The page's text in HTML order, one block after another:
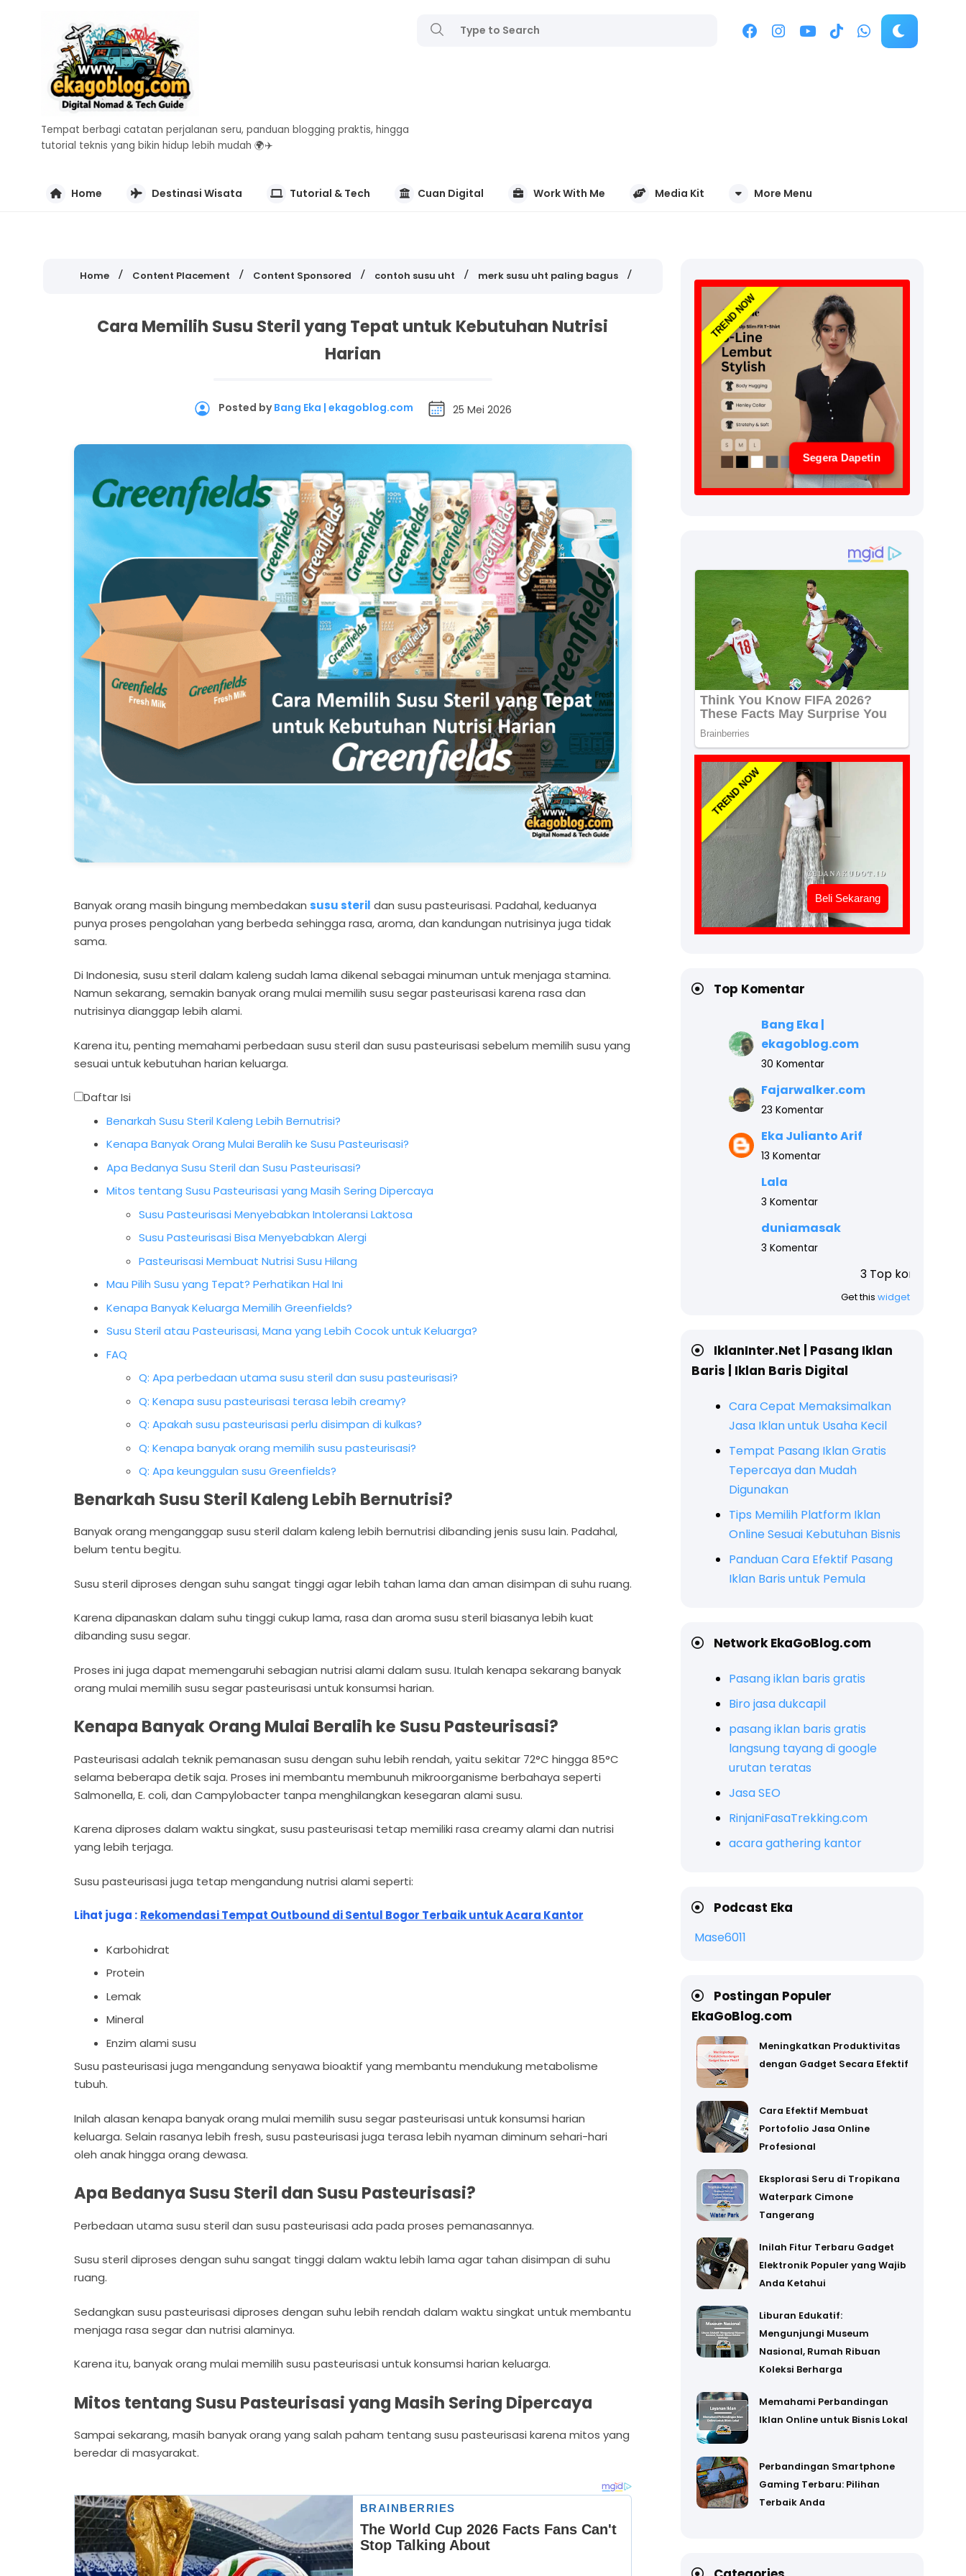
Tempat berbagi catatan perjalanan seru, panduan blogging praktis, hingga
tutorial teknis yang bikin hidup lebih mudah 🌍✈️
Home Destinasi Wisata Tutorial & Tech Cuan Digital Work With Me Media Kit More Menu
Home Content Placement Content Sponsored contoh susu uht merk susu uht paling bagus
Cara Memilih Susu Steril yang Tepat untuk Kebutuhan Nutrisi
Harian
Posted byBang Eka | ekagoblog.com 25 Mei 2026
Banyak orang masih bingung membedakan susu steril dan susu pasteurisasi. Padahal, keduanya
punya proses pengolahan yang berbeda sehingga rasa, aroma, dan kandungan nutrisinya juga tidak
sama.
Di Indonesia, susu steril dalam kaleng sudah lama dikenal sebagai minuman untuk menjaga stamina.
Namun sekarang, semakin banyak orang mulai memilih susu segar pasteurisasi karena rasa dan
nutrisinya dianggap lebih alami.
Karena itu, penting memahami perbedaan susu steril dan susu pasteurisasi sebelum memilih susu yang
sesuai untuk kebutuhan harian keluarga.
Daftar Isi
Benarkah Susu Steril Kaleng Lebih Bernutrisi?
Kenapa Banyak Orang Mulai Beralih ke Susu Pasteurisasi?
Apa Bedanya Susu Steril dan Susu Pasteurisasi?
Mitos tentang Susu Pasteurisasi yang Masih Sering Dipercaya
Susu Pasteurisasi Menyebabkan Intoleransi Laktosa
Susu Pasteurisasi Bisa Menyebabkan Alergi
Pasteurisasi Membuat Nutrisi Susu Hilang
Mau Pilih Susu yang Tepat? Perhatikan Hal Ini
Kenapa Banyak Keluarga Memilih Greenfields?
Susu Steril atau Pasteurisasi, Mana yang Lebih Cocok untuk Keluarga?
FAQ
Q: Apa perbedaan utama susu steril dan susu pasteurisasi?
Q: Kenapa susu pasteurisasi terasa lebih creamy?
Q: Apakah susu pasteurisasi perlu disimpan di kulkas?
Q: Kenapa banyak orang memilih susu pasteurisasi?
Q: Apa keunggulan susu Greenfields?
Benarkah Susu Steril Kaleng Lebih Bernutrisi?
Banyak orang menganggap susu steril dalam kaleng lebih bernutrisi dibanding jenis susu lain. Padahal,
belum tentu begitu.
Susu steril diproses dengan suhu sangat tinggi agar lebih tahan lama dan aman disimpan di suhu ruang.
Karena dipanaskan dalam suhu tinggi cukup lama, rasa dan aroma susu steril biasanya lebih kuat
dibanding susu segar.
Proses ini juga dapat memengaruhi sebagian nutrisi alami dalam susu. Itulah kenapa sekarang banyak
orang mulai memilih susu segar pasteurisasi untuk konsumsi harian.
Kenapa Banyak Orang Mulai Beralih ke Susu Pasteurisasi?
Pasteurisasi adalah teknik pemanasan susu dengan suhu lebih rendah, yaitu sekitar 72°C hingga 85°C
selama beberapa detik saja. Proses ini membantu membunuh mikroorganisme berbahaya seperti
Salmonella, E. coli, dan Campylobacter tanpa menghilangkan kesegaran alami susu.
Karena diproses dalam waktu singkat, susu pasteurisasi tetap memiliki rasa creamy alami dan nutrisi
yang lebih terjaga.
Susu pasteurisasi juga tetap mengandung nutrisi alami seperti:
Lihat juga : Rekomendasi Tempat Outbound di Sentul Bogor Terbaik untuk Acara Kantor
Karbohidrat
Protein
Lemak
Mineral
Enzim alami susu
Susu pasteurisasi juga mengandung senyawa bioaktif yang membantu mendukung metabolisme
tubuh.
Inilah alasan kenapa banyak orang mulai memilih susu segar pasteurisasi untuk konsumsi harian
keluarga. Selain rasanya lebih fresh, susu pasteurisasi juga terasa lebih nyaman diminum sehari-hari
oleh anak hingga orang dewasa.
Apa Bedanya Susu Steril dan Susu Pasteurisasi?
Perbedaan utama susu steril dan susu pasteurisasi ada pada proses pemanasannya.
Susu steril diproses dengan suhu sangat tinggi dalam waktu lebih lama agar tahan disimpan di suhu
ruang.
Sedangkan susu pasteurisasi diproses dengan suhu lebih rendah dalam waktu singkat untuk membantu
menjaga rasa segar dan nutrisi alaminya.
Karena itu, banyak orang mulai memilih susu pasteurisasi untuk konsumsi harian keluarga.
Mitos tentang Susu Pasteurisasi yang Masih Sering Dipercaya
Sampai sekarang, masih banyak orang yang salah paham tentang susu pasteurisasi karena mitos yang
beredar di masyarakat.
TREND NOW
Segera Dapetin
TREND NOW
Beli Sekarang
Top Komentar
Bang Eka |
ekagoblog.com
30 Komentar
Fajarwalker.com
23 Komentar
Eka Julianto Arif
13 Komentar
Lala
3 Komentar
duniamasak
3 Komentar
3 Top komentar blog ini teratas,
Get this widget
IklanInter.Net | Pasang Iklan
Baris | Iklan Baris Digital
Cara Cepat Memaksimalkan
Jasa Iklan untuk Usaha Kecil
Tempat Pasang Iklan Gratis
Tepercaya dan Mudah
Digunakan
Tips Memilih Platform Iklan
Online Sesuai Kebutuhan Bisnis
Panduan Cara Efektif Pasang
Iklan Baris untuk Pemula
Network EkaGoBlog.com
Pasang iklan baris gratis
Biro jasa dukcapil
pasang iklan baris gratis
langsung tayang di google
urutan teratas
Jasa SEO
RinjaniFasaTrekking.com
acara gathering kantor
Podcast Eka
Mase6011
Postingan Populer
EkaGoBlog.com
Meningkatkan Produktivitas
dengan Gadget Secara Efektif
Cara Efektif Membuat
Portofolio Jasa Online
Profesional
Eksplorasi Seru di Tropikana
Waterpark Cimone
Tangerang
Inilah Fitur Terbaru Gadget
Elektronik Populer yang Wajib
Anda Ketahui
Liburan Edukatif:
Mengunjungi Museum
Nasional, Rumah Ribuan
Koleksi Berharga
Memahami Perbandingan
Iklan Online untuk Bisnis Lokal
Perbandingan Smartphone
Gaming Terbaru: Pilihan
Terbaik Anda